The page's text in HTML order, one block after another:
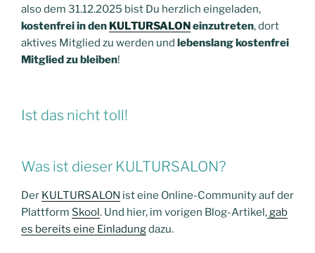
also dem 31.12.2025 bist Du herzlich eingeladen,
kostenfrei in den KULTURSALON einzutreten, dort
aktives Mitglied zu werden und lebenslang kostenfrei
Mitglied zu bleiben!
Ist das nicht toll!
Was ist dieser KULTURSALON?
Der KULTURSALON ist eine Online-Community auf der
Plattform Skool. Und hier, im vorigen Blog-Artikel,gab
es bereits eine Einladungdazu.